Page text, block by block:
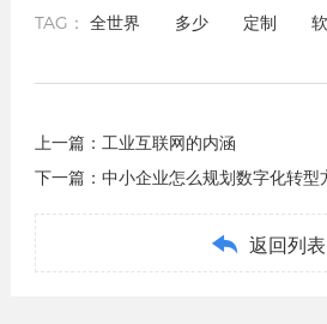
TAG： 全世界 多少 定制
上一篇： 工业互联网的内涵
下一篇： 中小企业怎么规划数字化转型
 返回列表